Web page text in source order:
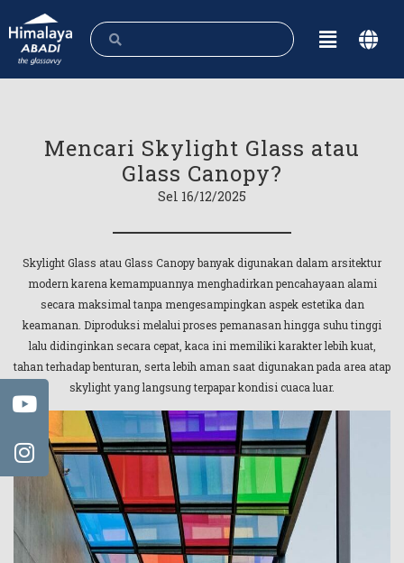
Mencari Skylight Glass atau
Glass Canopy?
Sel 16/12/2025
Skylight Glass atau Glass Canopy banyak digunakan dalam arsitektur
modern karena kemampuannya menghadirkan pencahayaan alami
secara maksimal tanpa mengesampingkan aspek estetika dan
keamanan. Diproduksi melalui proses pemanasan hingga suhu tinggi
lalu didinginkan secara cepat, kaca ini memiliki karakter lebih kuat,
tahan terhadap benturan, serta lebih aman saat digunakan pada area atap
skylight yang langsung terpapar kondisi cuaca luar.